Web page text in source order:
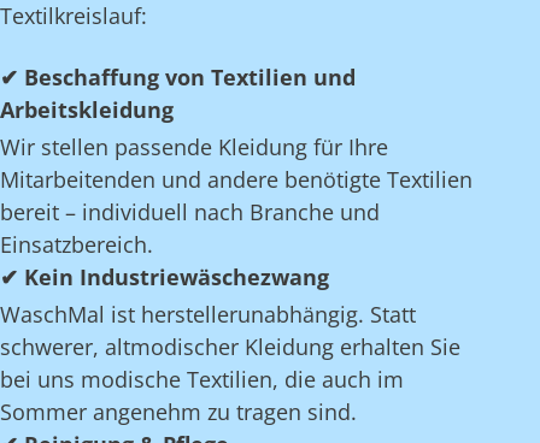
Textilkreislauf:
✔ Beschaffung von Textilien und
Arbeitskleidung
Wir stellen passende Kleidung für Ihre
Mitarbeitenden und andere benötigte Textilien
bereit – individuell nach Branche und
Einsatzbereich.
✔ Kein Industriewäschezwang
WaschMal ist herstellerunabhängig. Statt
schwerer, altmodischer Kleidung erhalten Sie
bei uns modische Textilien, die auch im
Sommer angenehm zu tragen sind.